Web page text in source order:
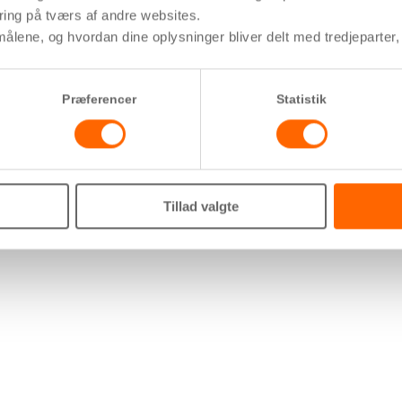
på tværs af andre websites.
og hvordan dine oplysninger bliver delt med
Præferencer Statistik
Tillad valgte